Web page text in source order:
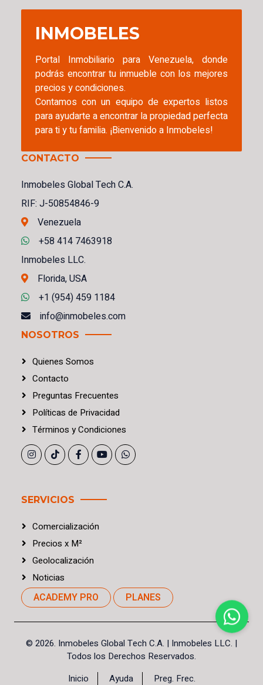
INMOBELES
Portal Inmobiliario para Venezuela, donde
podrás encontrar tu inmueble con los mejores
precios y condiciones.
Contamos con un equipo de expertos listos
para ayudarte a encontrar la propiedad perfecta
para ti y tu familia. ¡Bienvenido a Inmobeles!
CONTACTO
Inmobeles Global Tech C.A.
RIF: J-50854846-9
Venezuela
+58 414 7463918
Inmobeles LLC.
Florida, USA
+1 (954) 459 1184
info@inmobeles.com
NOSOTROS
Quienes Somos
Contacto
Preguntas Frecuentes
Políticas de Privacidad
Términos yCondiciones
SERVICIOS
Comercialización
Precios x M²
Geolocalización
Noticias
ACADEMY PRO PLANES
© 2026. Inmobeles Global Tech C.A. | Inmobeles LLC. |
Todos los Derechos Reservados.
Inicio
Ayuda Preg. Frec.